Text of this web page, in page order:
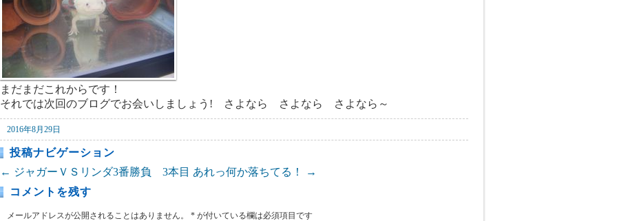
まだまだこれからです！
それでは次回のブログでお会いしましょう! さよなら さよなら さよなら～
2016年8月29日
投稿ナビゲーション
← ジャガーＶＳリンダ3番勝負 3本目 あれっ何か落ちてる！
→
コメントを残す
メールアドレスが公開されることはありません。 * が付いている欄は必須項目です